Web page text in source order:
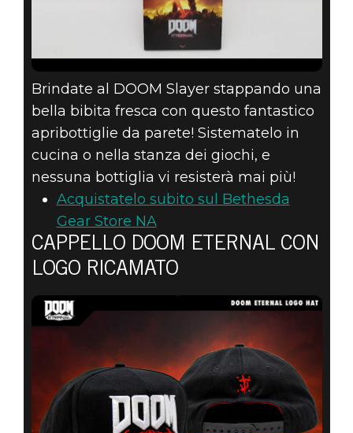
Brindate al DOOM Slayer stappando una
bella bibita fresca con questo fantastico
apribottiglie da parete! Sistematelo in
cucina o nella stanza dei giochi, e
nessuna bottiglia vi resisterà mai più!
Acquistatelo subito sul Bethesda
Gear Store NA
CAPPELLO DOOM ETERNAL CON
LOGO RICAMATO